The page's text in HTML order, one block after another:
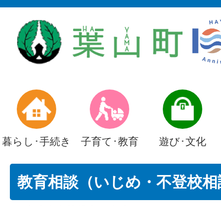
暮らし･手続き 子育て･教育 遊び･文化
教育相談（いじめ・不登校